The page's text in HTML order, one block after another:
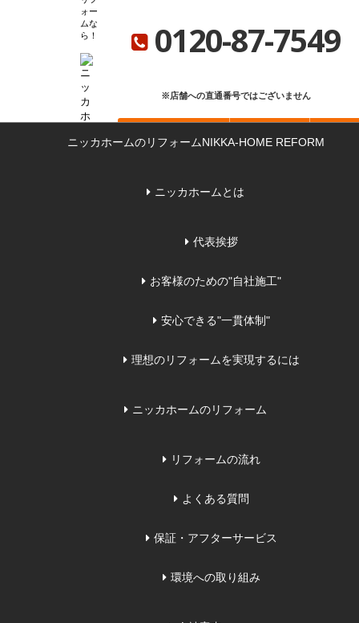
ニッカホーム総合サイト
ォー
ムな
ら
0120-87-7549
※店舗への直通番号ではございません
ニッカホームのリフォームNIKKA-HOME REFORM
ニッカホームとは
代表挨拶
お客様のための"自社施工"
安心できる"一貫体制"
理想のリフォームを実現するには
ニッカホームのリフォーム
リフォームの流れ
よくある質問
保証・アフターサービス
環境への取り組み